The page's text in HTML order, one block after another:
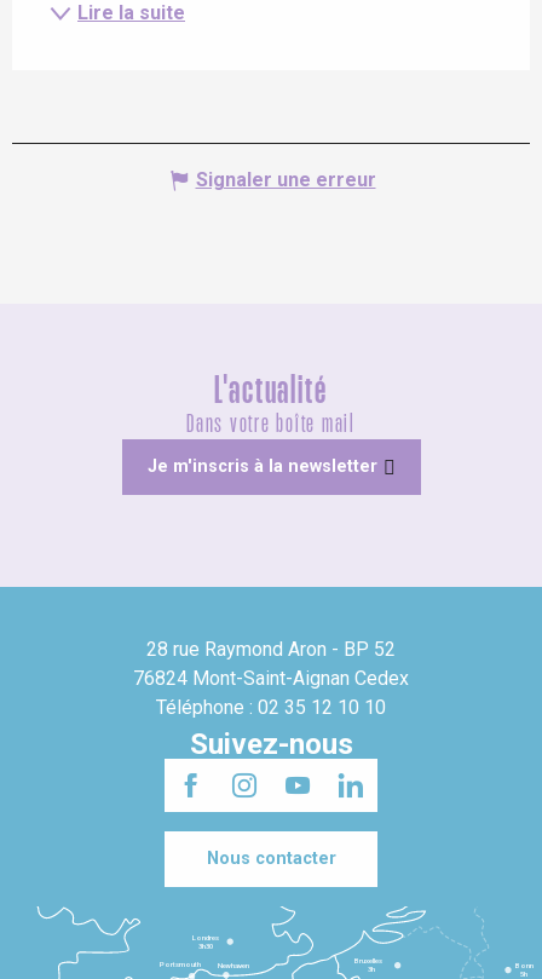
Lire la suite
Signaler une erreur
L'actualité
Dans votre boîte mail
Je m'inscris à la newsletter
28 rue Raymond Aron - BP 52
76824 Mont-Saint-Aignan Cedex
Téléphone : 02 35 12 10 10
Suivez-nous
Nous contacter
Bruxelles
3h
Londres
3h30
Newhaven
Portsmouth
Bonn
5h